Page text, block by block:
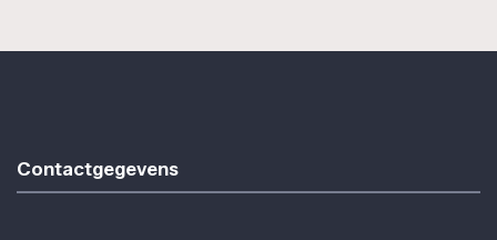
Contactgegevens